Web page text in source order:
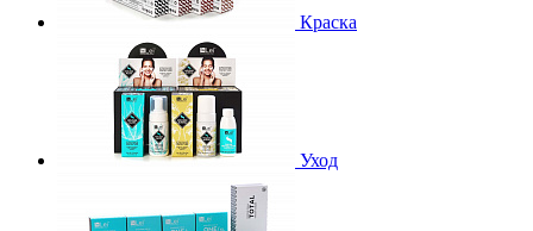
Краска
Уход